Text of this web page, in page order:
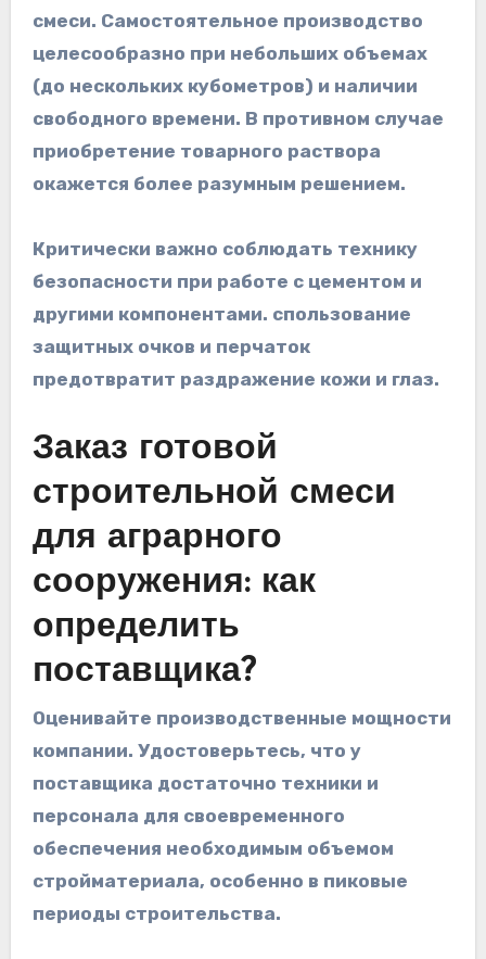
смеси. Самостоятельное производство
целесообразно при небольших объемах
(до нескольких кубометров) и наличии
свободного времени. В противном случае
приобретение товарного раствора
окажется более разумным решением.
Критически важно соблюдать технику
безопасности при работе с цементом и
другими компонентами. спользование
защитных очков и перчаток
предотвратит раздражение кожи и глаз.
Заказ готовой
строительной смеси
для аграрного
сооружения: как
определить
поставщика?
Оценивайте производственные мощности
компании. Удостоверьтесь, что у
поставщика достаточно техники и
персонала для своевременного
обеспечения необходимым объемом
стройматериала, особенно в пиковые
периоды строительства.